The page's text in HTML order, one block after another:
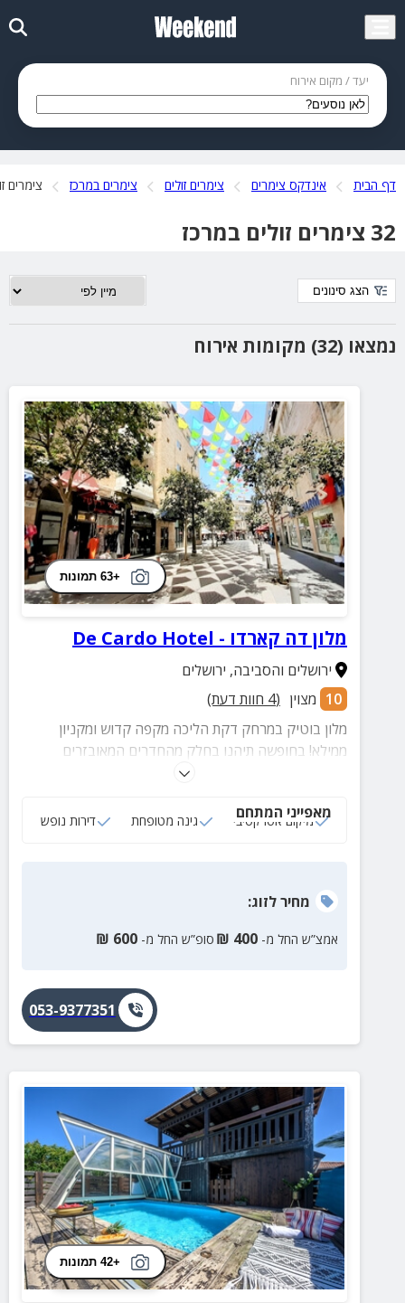
יעד / מקום אירוח
דף הבית אינדקס צימרים צימרים זולים צימרים במרכז צימרים
32 צימרים זולים במרכז
נמצאו (32) מקומות אירוח
הצג סינונים
+63 תמונות
מלון דה קארדו - De Cardo Hotel
ירושלים והסביבה, ירושלים
10 מצוין (
4 חוות דעת)
מלון בוטיק במרחק דקת הליכה מקפה קדוש ומקניון
ממילא! בחופשה תיהנו בחלק מהחדרים המאובזרים
ממטבח מצויד, סלון אירוח, מכונת אספרסו ומרפסות לנוף.
מאפייני המתחם
מיקום אטרקטיבי גינה מטופחת דירות נופש
מחירלזוג:
אמצ”ש החל מ- 400
₪ סופ”ש החל מ- 600
₪
053-9377351
+42 תמונות